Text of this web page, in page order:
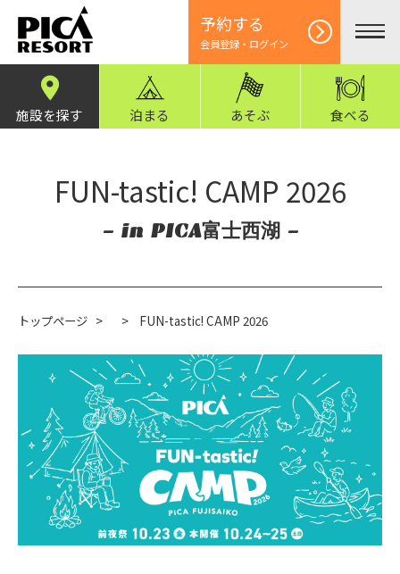
予約する
会員登録・ログイン
施設を探す 泊まる あそぶ 食べる
FUN-tastic! CAMP 2026
- in PICA富士西湖 -
トップページ > > FUN-tastic! CAMP 2026